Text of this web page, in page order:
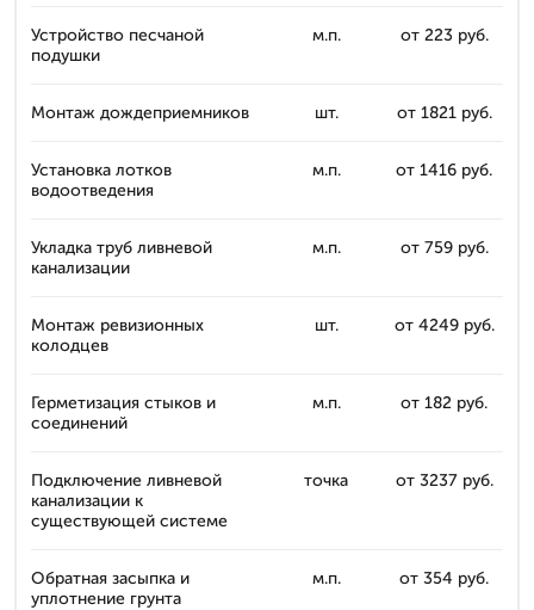
Устройство песчаной
подушки
м.п. от 223 руб.
Монтаж дождеприемников шт. от 1821 руб.
Установка лотков
водоотведения
м.п. от 1416 руб.
Укладка труб ливневой
канализации
м.п. от 759 руб.
Монтаж ревизионных
колодцев
шт. от 4249 руб.
Герметизация стыков и
соединений
м.п. от 182 руб.
Подключение ливневой
канализации к
существующей системе
точка от 3237 руб.
Обратная засыпка и
уплотнение грунта
м.п. от 354 руб.